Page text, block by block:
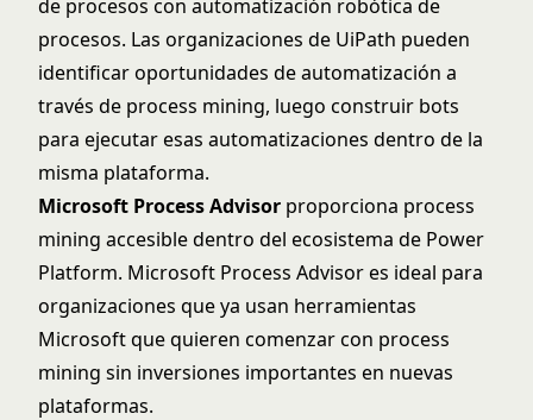
de procesos con automatización robótica de
procesos. Las organizaciones de UiPath pueden
identificar oportunidades de automatización a
través de process mining, luego construir bots
para ejecutar esas automatizaciones dentro de la
misma plataforma.
Microsoft Process Advisor proporciona process
mining accesible dentro del ecosistema de Power
Platform. Microsoft Process Advisores ideal para
organizaciones que ya usan herramientas
Microsoft que quieren comenzar con process
mining sin inversiones importantes en nuevas
plataformas.